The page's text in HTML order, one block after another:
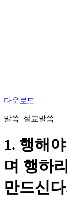
다운로드
말씀_설교말씀
1. 행해
며 행하
만드신